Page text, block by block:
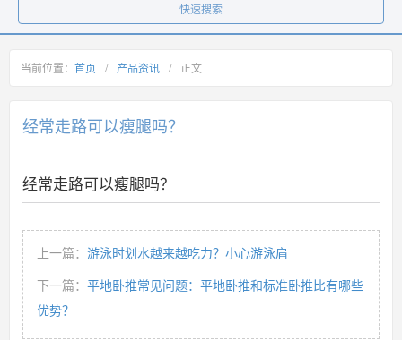
快速搜索
当前位置： 首页 / 产品资讯 / 正文
经常走路可以瘦腿吗？
经常走路可以瘦腿吗？
上一篇： 游泳时划水越来越吃力？小心游泳肩
下一篇： 平地卧推常见问题：平地卧推和标准卧推比有哪些
优势？